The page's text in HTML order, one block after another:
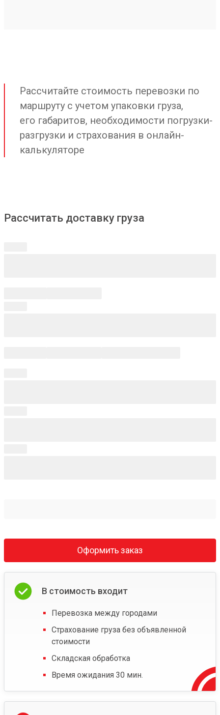
Рассчитайте стоимость перевозки по
маршруту с учетом упаковки груза,
его габаритов, необходимости погрузки-
разгрузки и страхования в онлайн-
калькуляторе
Рассчитать доставку груза
Оформить заказ
В стоимость входит
Перевозка между городами
Страхование груза без объявленной
стоимости
Складская обработка
Время ожидания 30 мин.